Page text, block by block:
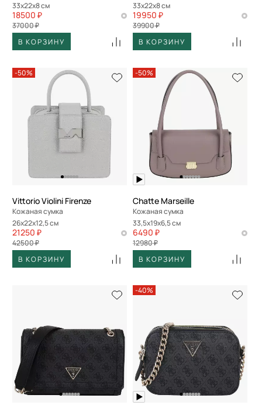
33x22x8 см
18500 ₽
37000 ₽
В КОРЗИНУ
33x22x8 см
19950 ₽
39900 ₽
В КОРЗИНУ
-50%
Vittorio Violini Firenze
Кожаная сумка
26x22x12,5 см
21250 ₽
42500 ₽
В КОРЗИНУ
-50%
Chatte Marseille
Кожаная сумка
33,5x19x6,5 см
6490 ₽
12980 ₽
В КОРЗИНУ
-40%